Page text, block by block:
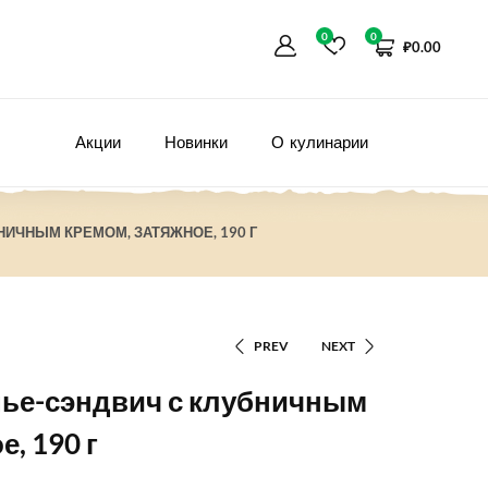
0
₽0.00
0
Акции Новинки О кулинарии
КРЕМОМ, ЗАТЯЖНОЕ, 190 Г
PREV NEXT
сэндвич с клубничным
190 г